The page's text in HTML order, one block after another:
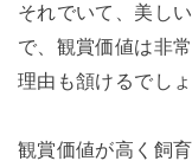
それでいて、美し
で、観賞価値は非
理由も頷けるでしょ
観賞価値が高く飼